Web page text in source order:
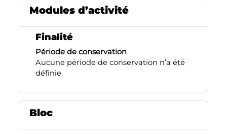
Modules d’activité
Finalité
Période de conservation
Aucune période de conservation n’a été
définie
Bloc